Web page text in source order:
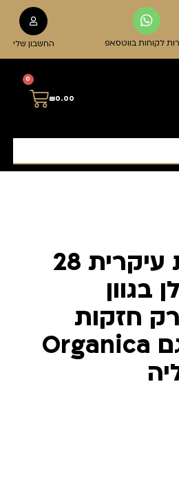
לקוחות בווטסאפ החשבון שלי
₪0.00
0
סט 4 צלחות עיקרית 28
בגוון
חזקות
במיוחד מדגם Organica